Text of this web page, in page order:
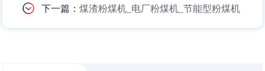
下一篇：煤渣粉煤机_电厂粉煤机_节能型粉煤机